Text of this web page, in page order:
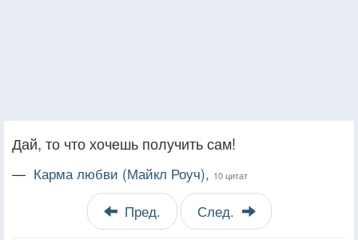
Дай, то что хочешь получить сам!
— Карма любви (Майкл Роуч), 10 цитат
Пред. След.